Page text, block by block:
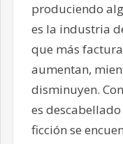
produciendo
es la industria
que más
aumentan,
disminuyen.
es
ficción se